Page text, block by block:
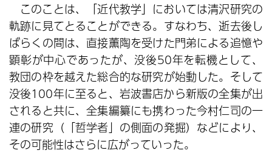
このことは、「近代教学」においては清沢研究の
軌跡に見てとることができる。すなわち、逝去後し
ばらくの間は、直接薫陶を受けた門弟による追憶や
顕彰が中心であったが、没後50年を転機として、
教団の枠を越えた総合的な研究が始動した。そして
没後100年に至ると、岩波書店から新版の全集が出
されると共に、全集編纂にも携わった今村仁司の一
連の研究（「哲学者」の側面の発掘）などにより、
その可能性はさらに広がっていった。